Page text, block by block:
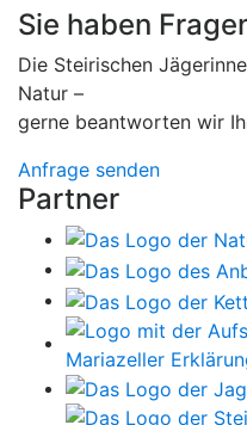
Sie haben
Die Steirischen
Natur –
gerne beantworten wir
Anfrage senden
Partner